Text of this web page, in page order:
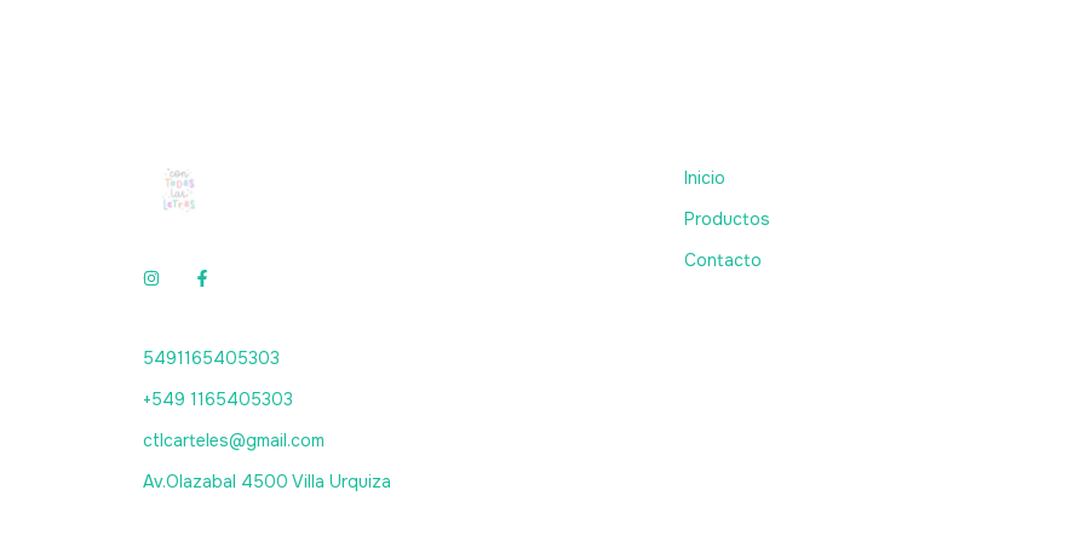
5491165405303
+549 1165405303
ctlcarteles@gmail.com
Av.Olazabal 4500 Villa Urquiza
Inicio
Productos
Contacto